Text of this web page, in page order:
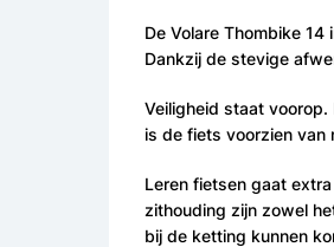
De Volare Thombike
Dankzij de stevige
Veiligheid staat
is de fiets voorzien van
Leren fietsen gaat
zithouding zijn zowel
bij de ketting kunnen